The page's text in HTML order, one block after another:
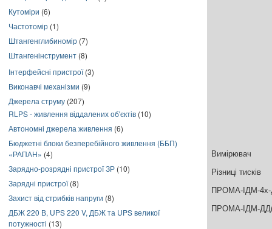
Кутоміри (6)
Частотомір (1)
Штангенглибиномір (7)
Штангенінструмент (8)
Інтерфейсні пристрої(3)
Виконавчі механізми (9)
Джерела струму (207)
RLPS - живлення віддалених об'єктів (10)
Автономні джерела живлення (6)
Бюджетні блоки безперебійного живлення (ББП)
«РАПАН» (4)
Зарядно-розрядні пристрої ЗР (10)
Зарядні пристрої(8)
Захист від стрибків напруги (8)
ДБЖ 220 В, UPS 220 V, ДБЖ та UPS великої
потужності (13)
Вимірювач
Різниці тисків
ПРОМА-ІДМ-
ПРОМА-ІДМ-